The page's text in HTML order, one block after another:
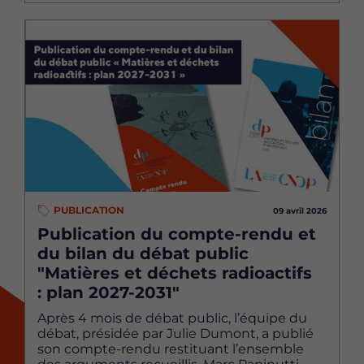
PUBLICATION 09 avril 2026
Publication du compte-rendu et
du bilan du débat public
"Matières et déchets radioactifs
: plan 2027-2031"
Après 4 mois de débat public, l’équipe du
débat, présidée par Julie Dumont, a publié
son compte-rendu restituant l’ensemble